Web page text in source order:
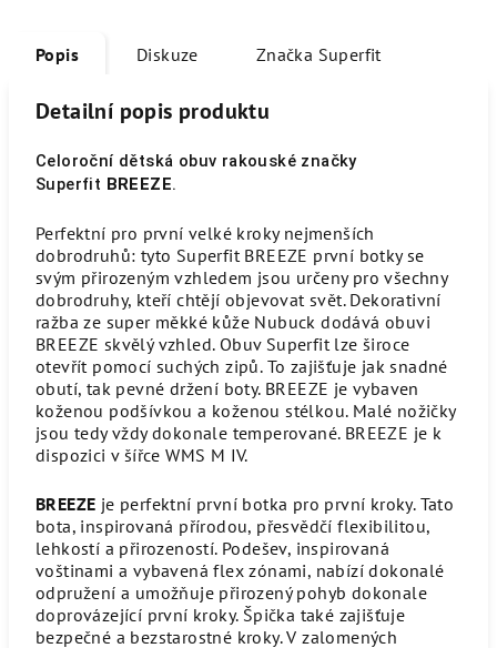
Popis Diskuze Značka Superfit
Detailní popis produktu
Celoroční dětská obuv rakouské značky
Superfit BREEZE.
Perfektní pro první velké kroky nejmenších
dobrodruhů: tyto Superfit BREEZE první botky se
svým přirozeným vzhledem jsou určeny pro všechny
dobrodruhy, kteří chtějí objevovat svět. Dekorativní
ražba ze super měkké kůže Nubuck dodává obuvi
BREEZE skvělý vzhled. Obuv Superfit lze široce
otevřít pomocí suchých zipů. To zajišťuje jak snadné
obutí, tak pevné držení boty. BREEZE je vybaven
koženou podšívkou a koženou stélkou. Malé nožičky
jsou tedy vždy dokonale temperované. BREEZE je k
dispozici v šířce WMS M IV.
BREEZE je perfektní první botka pro první kroky. Tato
bota, inspirovaná přírodou, přesvědčí flexibilitou,
lehkostí a přirozeností. Podešev, inspirovaná
voštinami a vybavená flex zónami, nabízí dokonalé
odpružení a umožňuje přirozený pohyb dokonale
doprovázející první kroky. Špička také zajišťuje
bezpečné a bezstarostné kroky. V zalomených